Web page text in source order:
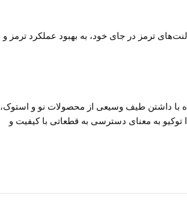
لنت‌های ترمز در جای خود، به بهبود عملکرد ترمز و
با داشتن طیف وسیعی از محصولات نو و استوک،
مزدا 323 محسوب می‌شود. خرید از فروشگاه مزدا توکیو به معنای دسترسی به قطعاتی با کیفیت و